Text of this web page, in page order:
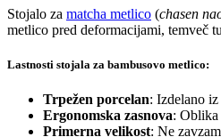
Stojalo za matcha metlico (chasen
metlico pred deformacijami, temveč
Lastnosti stojala za bambusovo metlico:
Trpežen porcelan: Izdelano
Ergonomska zasnova: Oblika
Primerna velikost: Ne